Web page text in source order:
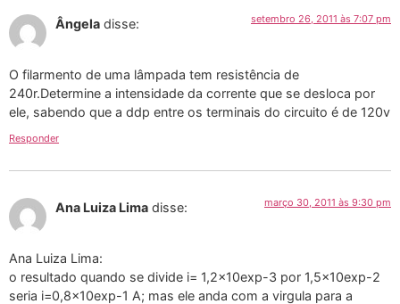
Ângela disse: setembro 26, 2011 às 7:07 pm
O filarmento de uma lâmpada tem resistência de
240r.Determine a intensidade da corrente que se desloca por
ele, sabendo que a ddp entre os terminais do circuito é de 120v
Responder
Ana Luiza Lima disse: março 30, 2011 às 9:30 pm
Ana Luiza Lima:
o resultado quando se divide i= 1,2x10exp-3 por 1,5x10exp-2
seria i=0,8x10exp-1 A; mas ele anda com a virgula para a